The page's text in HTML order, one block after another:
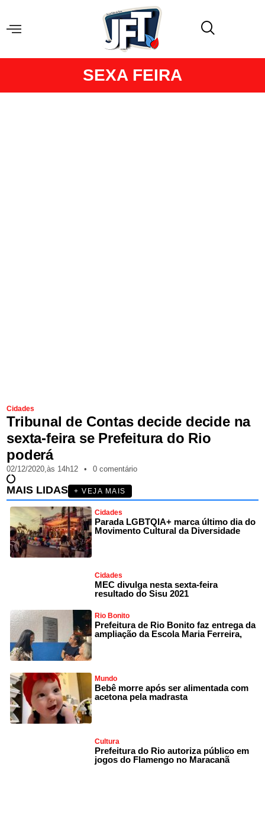
SEXA FEIRA
Cidades
Tribunal de Contas decide decide na
sexta-feira se Prefeitura do Rio
poderá
02/12/2020,às 14h12 • 0 comentário
MAIS LIDAS + VEJA MAIS
Cidades
Parada LGBTQIA+ marca último dia do
Movimento Cultural da Diversidade
Cidades
MEC divulga nesta sexta-feira
resultado do Sisu 2021
Rio Bonito
Prefeitura de Rio Bonito faz entrega da
ampliação da Escola Maria Ferreira,
Mundo
Bebê morre após ser alimentada com
acetona pela madrasta
Cultura
Prefeitura do Rio autoriza público em
jogos do Flamengo no Maracanã